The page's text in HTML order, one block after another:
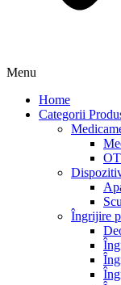
Menu
Home
Categorii
Îngrijire